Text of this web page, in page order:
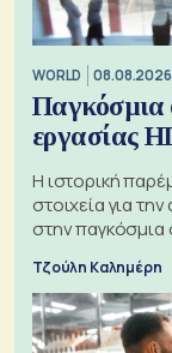
WORLD
Παγκόσμια
εργασίας
Η ιστορική
στοιχεία για
στην
Τζούλη Καλημέρη